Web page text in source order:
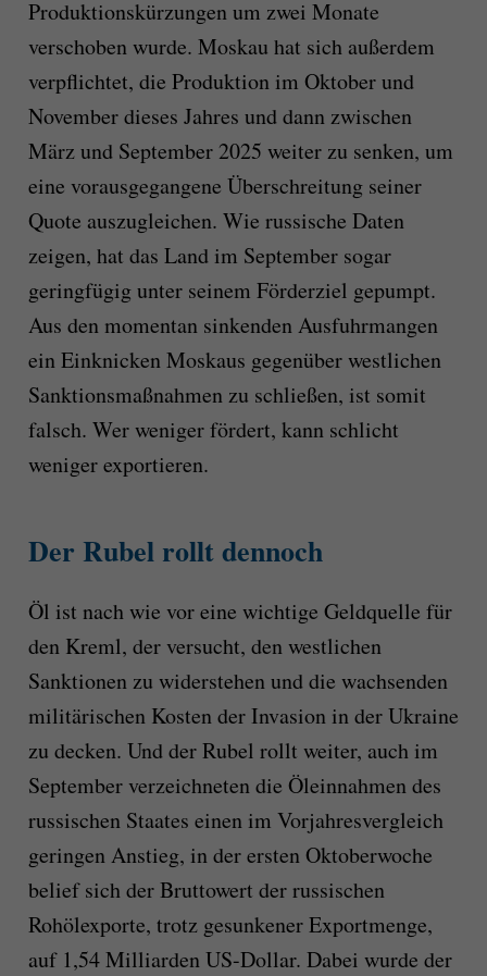
Produktionskürzungen um zwei Monate
verschoben wurde. Moskau hat sich außerdem
verpflichtet, die Produktion im Oktober und
November dieses Jahres und dann zwischen
März und September 2025 weiter zu senken, um
eine vorausgegangene Überschreitung seiner
Quote auszugleichen. Wie russische Daten
zeigen, hat das Land im September sogar
geringfügig unter seinem Förderziel gepumpt.
Aus den momentan sinkenden Ausfuhrmangen
ein Einknicken Moskaus gegenüber westlichen
Sanktionsmaßnahmen zu schließen, ist somit
falsch. Wer weniger fördert, kann schlicht
weniger exportieren.
Der Rubel rollt dennoch
Öl ist nach wie vor eine wichtige Geldquelle für
den Kreml, der versucht, den westlichen
Sanktionen zu widerstehen und die wachsenden
militärischen Kosten der Invasion in der Ukraine
zu decken. Und der Rubel rollt weiter, auch im
September verzeichneten die Öleinnahmen des
russischen Staates einen im Vorjahresvergleich
geringen Anstieg, in der ersten Oktoberwoche
belief sich der Bruttowert der russischen
Rohölexporte, trotz gesunkener Exportmenge,
auf 1,54 Milliarden US-Dollar. Dabei wurde der